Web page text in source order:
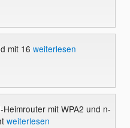
mit 16 weiterlesen
mit WPA2 und n-
weiterlesen